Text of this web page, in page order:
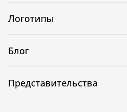
Логотипы
Блог
Представительства